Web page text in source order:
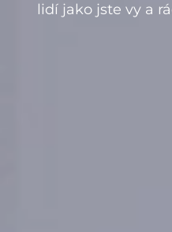
lidí jako jste vy a